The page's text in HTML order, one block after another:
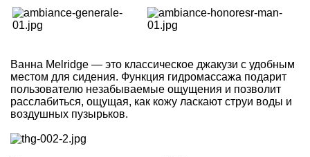
Ванна Melridge — это классическое джакузи с удобным
местом для сидения. Функция гидромассажа подарит
пользователю незабываемые ощущения и позволит
расслабиться, ощущая, как кожу ласкают струи воды и
воздушных пузырьков.